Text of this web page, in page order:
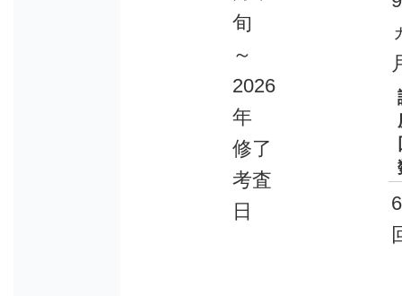
旬
～
2026
年
修了
考査
日